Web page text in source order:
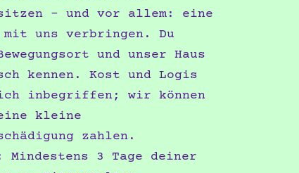
– und vor allem: eine
uns verbringen. Du
und unser Haus
kennen. Kost und Logis
inbegriffen; wir können
kleine
zahlen.
Mindestens 3 Tage deiner